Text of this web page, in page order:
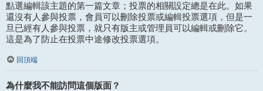
點選編輯該主題的第一篇文章；投票的相關設定總是在此。如果
還沒有人參與投票，會員可以刪除投票或編輯投票選項，但是一
旦已經有人參與投票，就只有版主或管理員可以編輯或刪除它。
這是為了防止在投票中途修改投票選項。
回頂端
為什麼我不能訪問這個版面？